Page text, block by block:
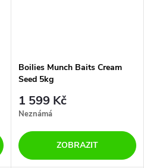
Boilies Munch Baits Cream
Seed 5kg
1 599 Kč
Neznámá
ZOBRAZIT